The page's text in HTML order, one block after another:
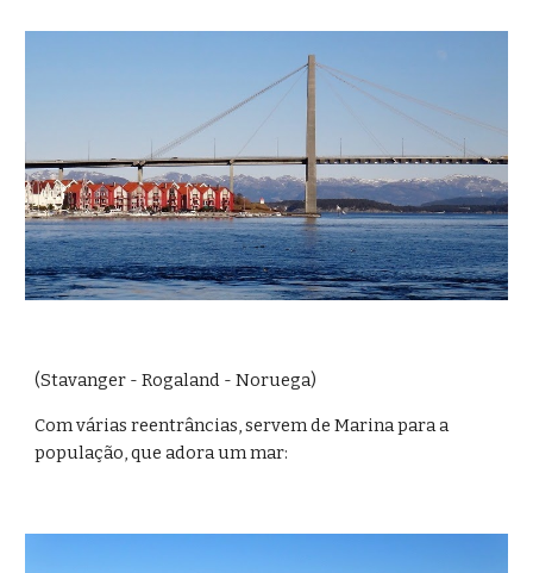
(Stavanger - Rogaland - Noruega)
Com várias reentrâncias, servem de Marina para a
população, que adora um mar: